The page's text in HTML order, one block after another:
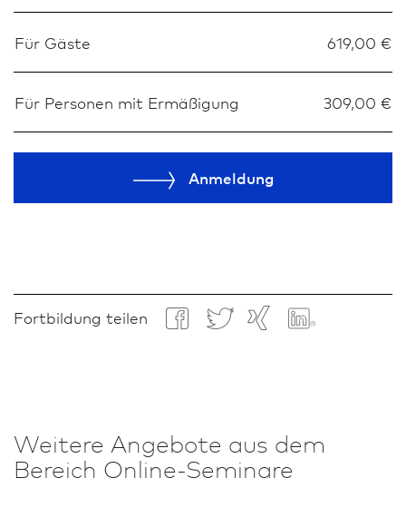
Für Gäste 619,00 €
Für Personen mit Ermäßigung 309,00 €
Anmeldung
Fortbildung teilen
Weitere An­ge­bote aus dem
Bereich Online-Seminare